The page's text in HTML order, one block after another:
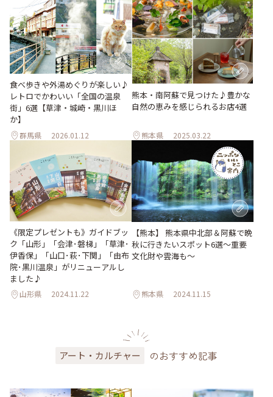
食べ歩きや外湯めぐりが楽しい♪
レトロでかわいい「全国の温泉
街」6選【草津・城崎・黒川ほ
か】
群馬県 2026.01.12
熊本・南阿蘇で見つけた♪豊かな
自然の恵みを感じられるお店4選
熊本県 2025.03.22
《限定プレゼントも》ガイドブッ
ク「山形」「会津･磐梯」「草津･
伊香保」「山口･萩･下関」「由布
院･黒川温泉」がリニューアルし
ました♪
山形県 2024.11.22
【熊本】 熊本県中北部＆阿蘇で晩
秋に行きたいスポット6選〜重要
文化財や雲海も〜
熊本県 2024.11.15
アート・カルチャー のおすすめ記事